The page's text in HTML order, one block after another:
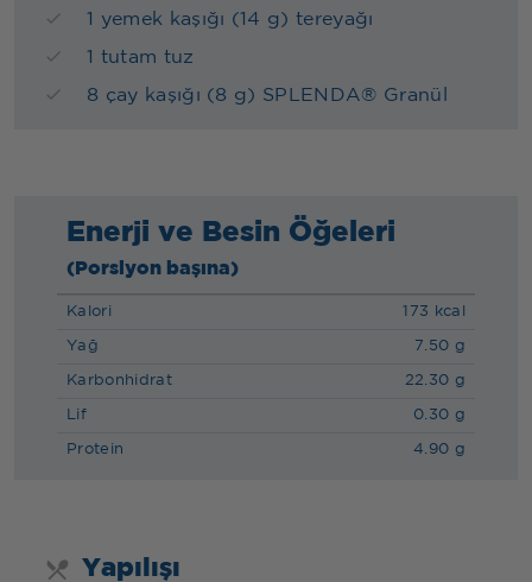
1 yemek kaşığı (14 g) tereyağı
1 tutam tuz
8 çay kaşığı (8 g) SPLENDA® Granül
Enerji ve Besin Öğeleri
(Porsiyon başına)
Kalori 173 kcal
Yağ 7.50 g
Karbonhidrat 22.30 g
Lif 0.30 g
Protein 4.90 g
Yapılışı